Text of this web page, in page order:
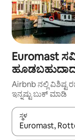
Euromast
ಹೂಡಬಹುದಾದ
Airbnb ನಲ್ಲಿ ವಿಶಿಷ್ಟ
ಇನ್ನಷ್ಟು ಬುಕ್ ಮಾಡಿ
ಸ್ಥಳ
ಫಲಿತಾಂಶಗಳು